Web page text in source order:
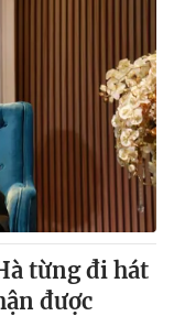
từng đi hát
được